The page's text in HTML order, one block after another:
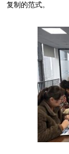
复制的范式。